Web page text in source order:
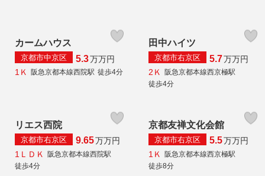
カームハウス
京都市中京区 5.3万万円
1Ｋ
阪急京都本線西院駅 徒歩4分
田中ハイツ
京都市右京区 5.7万万円
2Ｋ
阪急京都本線西京極駅
徒歩4分
リエス西院
京都市右京区 9.65万万円
1ＬＤＫ
阪急京都本線西院駅
徒歩4分
京都友禅文化会館
京都市右京区 5.5万万円
1Ｋ
阪急京都本線西京極駅
徒歩8分